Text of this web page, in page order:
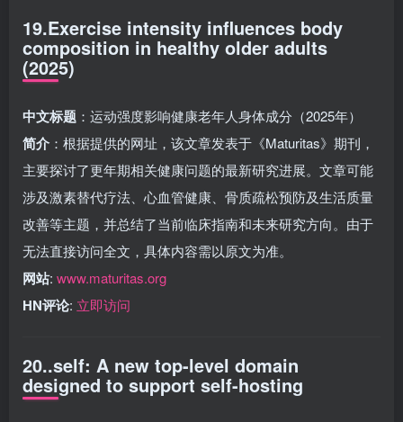
19.Exercise intensity influences body
composition in healthy older adults
(2025)
中文标题 ：运动强度影响健康老年人身体成分（2025年）
简介 ：根据提供的网址，该文章发表于《Maturitas》期刊，
主要探讨了更年期相关健康问题的最新研究进展。文章可能
涉及激素替代疗法、心血管健康、骨质疏松预防及生活质量
改善等主题，并总结了当前临床指南和未来研究方向。由于
无法直接访问全文，具体内容需以原文为准。
网站: www.maturitas.org
HN评论: 立即访问
20..self: A new top-level domain
designed to support self-hosting